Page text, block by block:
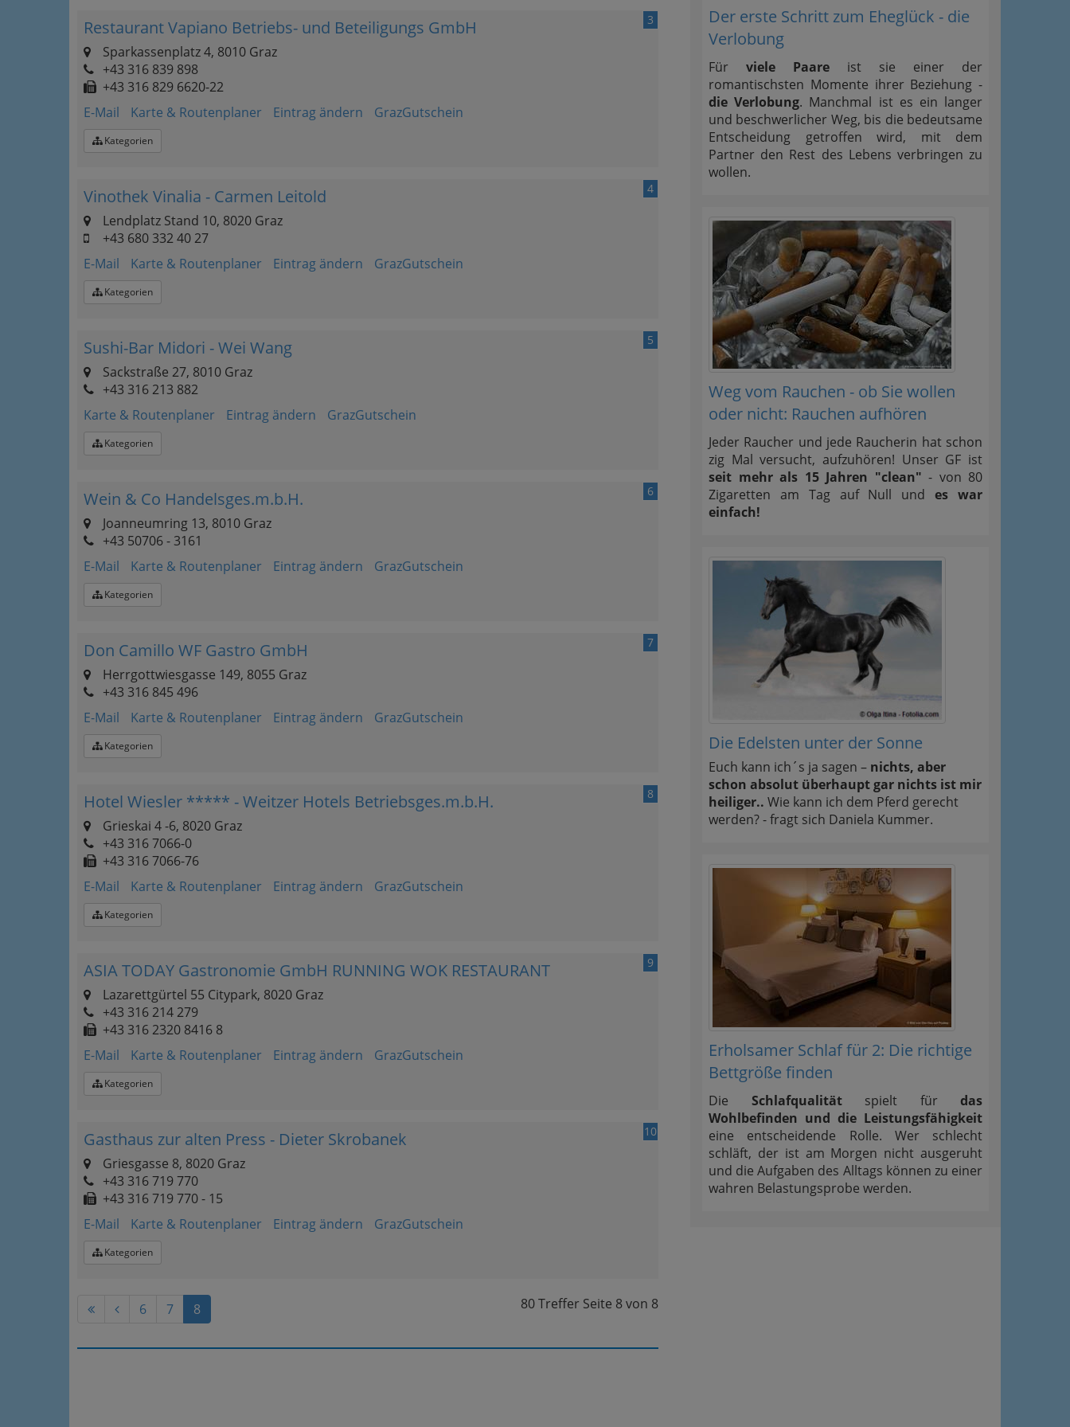
3
Restaurant Vapiano Betriebs- und Beteiligungs GmbH
Sparkassenplatz 4, 8010 Graz
+43 316 839 898
+43 316 829 6620-22
E-Mail
Karte & Routenplaner Eintrag ändern GrazGutschein
Kategorien
4
Vinothek Vinalia - Carmen Leitold
Lendplatz Stand 10, 8020 Graz
+43 680 332 40 27
E-Mail
Karte & Routenplaner Eintrag ändern GrazGutschein
Kategorien
5
Sushi-Bar Midori - Wei Wang
Sackstraße 27, 8010 Graz
+43 316 213 882
Karte & Routenplaner
Eintrag ändern GrazGutschein
Kategorien
6
Wein & Co Handelsges.m.b.H.
Joanneumring 13, 8010 Graz
+43 50706 - 3161
E-Mail
Karte & Routenplaner Eintrag ändern GrazGutschein
Kategorien
7
Don Camillo WF Gastro GmbH
Herrgottwiesgasse 149, 8055 Graz
+43 316 845 496
E-Mail
Karte & Routenplaner Eintrag ändern GrazGutschein
Kategorien
8
Hotel Wiesler ***** - Weitzer Hotels Betriebsges.m.b.H.
Grieskai 4 -6, 8020 Graz
+43 316 7066-0
+43 316 7066-76
E-Mail
Karte & Routenplaner Eintrag ändern GrazGutschein
Kategorien
9
ASIA TODAY Gastronomie GmbH RUNNING WOK RESTAURANT
Lazarettgürtel 55 Citypark, 8020 Graz
+43 316 214 279
+43 316 2320 8416 8
E-Mail
Karte & Routenplaner Eintrag ändern GrazGutschein
Kategorien
10
Gasthaus zur alten Press - Dieter Skrobanek
Griesgasse 8, 8020 Graz
+43 316 719 770
+43 316 719 770 - 15
E-Mail
Karte & Routenplaner Eintrag ändern GrazGutschein
Kategorien
80 Treffer Seite 8von 8
6 7 8
Der erste Schritt zum Eheglück - die
Verlobung
Für viele Paare ist sie einer der
romantischsten Momente ihrer Beziehung -
die Verlobung. Manchmal ist es ein langer
und beschwerlicher Weg, bis die bedeutsame
Entscheidung getroffen wird, mit dem
Partner den Rest des Lebens verbringen zu
wollen.
Weg vom Rauchen - ob Sie wollen
oder nicht: Rauchen aufhören
Jeder Raucher und jede Raucherin hat schon
zig Mal versucht, aufzuhören! Unser GF ist
seit mehr als 15 Jahren "clean" - von 80
Zigaretten am Tag auf Null undes war
einfach!
Die Edelsten unter der Sonne
Euch kann ich´s ja sagen – nichts, aber
schon absolut überhaupt gar nichts ist mir
heiliger.. Wie kann ich dem Pferd gerecht
werden? - fragt sich Daniela Kummer.
Erholsamer Schlaf für 2: Die richtige
Bettgröße finden
Die Schlafqualitätspielt für das
Wohlbefinden und die Leistungsfähigkeit
eine entscheidende Rolle. Wer schlecht
schläft, der ist am Morgen nicht ausgeruht
und die Aufgaben des Alltags können zu einer
wahren Belastungsprobe werden.